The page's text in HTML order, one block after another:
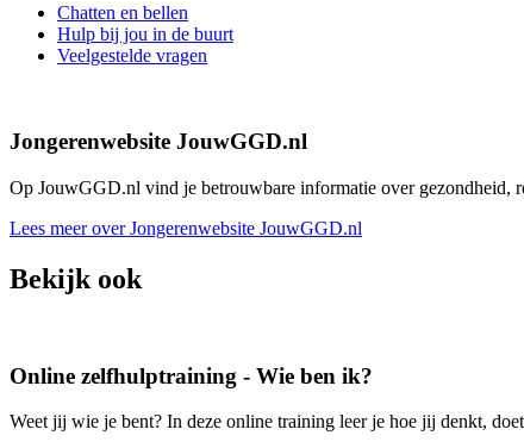
Chatten en bellen
Hulp bij jou in de buurt
Veelgestelde vragen
Jongerenwebsite JouwGGD.nl
Op JouwGGD.nl vind je betrouwbare informatie over gezondheid,
Lees meer over Jongerenwebsite JouwGGD.nl
Bekijk ook
Online zelfhulptraining - Wie ben ik?
Weet jij wie je bent? In deze online training leer je hoe jij denkt,